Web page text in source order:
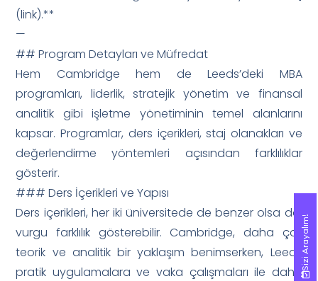
(link).**
—
## Program Detayları ve Müfredat
Hem Cambridge hem de Leeds’deki MBA
programları, liderlik, stratejik yönetim ve finansal
analitik gibi işletme yönetiminin temel alanlarını
kapsar. Programlar, ders içerikleri, staj olanakları ve
değerlendirme yöntemleri açısından farklılıklar
gösterir.
### Ders İçerikleri ve Yapısı
Ders içerikleri, her iki üniversitede de benzer olsa da,
vurgu farklılık gösterebilir. Cambridge, daha çok
teorik ve analitik bir yaklaşım benimserken, Leeds
pratik uygulamalara ve vaka çalışmaları ile daha
Sizi Arayalım!
Sizi Arayalım!